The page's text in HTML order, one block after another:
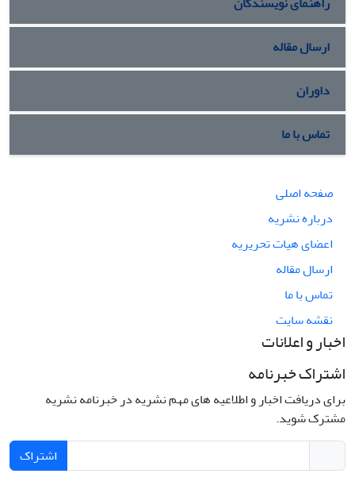
ارسال مقاله
داوران
تماس با ما
صفحه اصلی
درباره نشریه
اعضای هیات تحریریه
ارسال مقاله
تماس با ما
نقشه سایت
اخبار و اعلانات
اشتراک خبرنامه
برای دریافت اخبار و اطلاعیه های مهم نشریه در خبرنامه نشریه
مشترک شوید.
اشتراک